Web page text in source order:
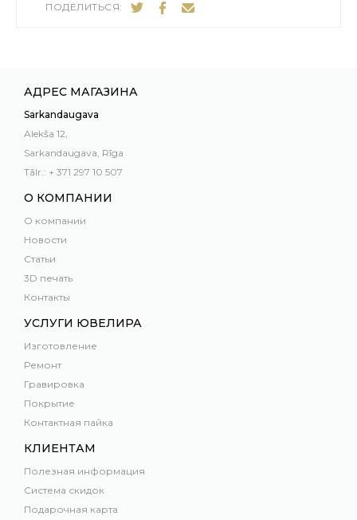
ПОДЕЛИТЬСЯ:
АДРЕС МАГАЗИНА
Sarkandaugava
Alekša 12,
Sarkandaugava, Rīga
Tālr.: + 371 297 10 507
О КОМПАНИИ
О компании
Новости
Статьи
3D печать
Контакты
УСЛУГИ ЮВЕЛИРА
Изготовление
Ремонт
Гравировка
Покрытие
Контактная пайка
КЛИЕНТАМ
Полезная информация
Система скидок
Подарочная карта